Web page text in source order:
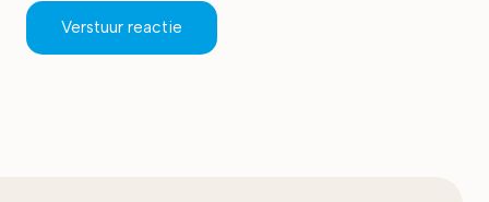
Verstuur reactie